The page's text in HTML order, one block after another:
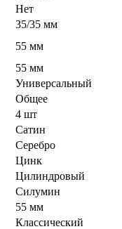
Нет
35/35 мм
55 мм
55 мм
Универсальный
Общее
4 шт
Сатин
Серебро
Цинк
Цилиндровый
Силумин
55 мм
Классический